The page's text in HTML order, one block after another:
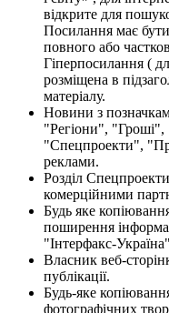
відкрите для
Посилання має
повного або
Гіперпосилання (
розміщена в
матеріалу.
Новини з
"Регіони",
"Спецпроекти",
реклами.
Розділ
комерційними
Будь яке
поширення
"Інтерфакс-
Власник веб-
публікації.
Будь-яке
фотографічних